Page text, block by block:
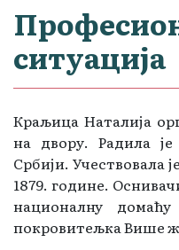
ситуација
Краљица Наталија
на двору. Радила
Србији. Учествовала
1879. године.
националну
покровитељка Више